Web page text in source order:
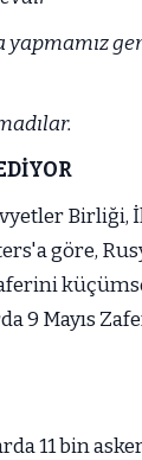
Birliği,
göre,
9 Mayıs
11 bin